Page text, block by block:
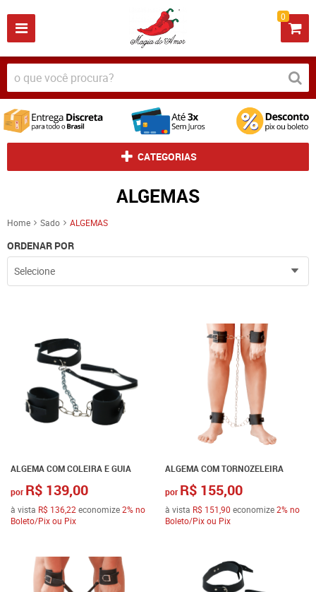
0
CATEGORIAS
ALGEMAS
Home Sado ALGEMAS
ORDENAR POR
Selecione
ALGEMA COM COLEIRA E GUIA
por R$ 139,00
à vista R$ 136,22 economize2%no
Boleto/Pix ou Pix
ALGEMA COM TORNOZELEIRA
por R$ 155,00
à vista R$ 151,90 economize2%no
Boleto/Pix ou Pix